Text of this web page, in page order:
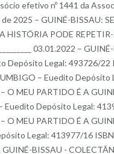
efetivo nº 1441 da
2025 – GUINÉ-BISSAU:
HISTÓRIA PODE
03.01.2022 –
Legal: 493726/22
– Euedito
– O MEU PARTIDO É A
Euedito Depósito Legal:
– O MEU PARTIDO É A
Legal: 413977/16 ISBN:
BISSAU -